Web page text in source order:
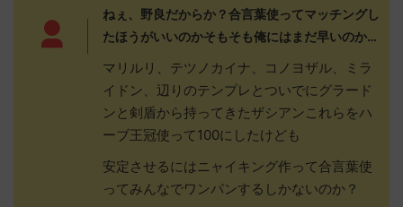
ねぇ、野良だからか？合言葉使ってマッチングし
たほうがいいのかそもそも俺にはまだ早いのか…
マリルリ、テツノカイナ、コノヨザル、ミラ
イドン、辺りのテンプレとついでにグラード
ンと剣盾から持ってきたザシアンこれらをハ
ーブ王冠使って100にしたけども
安定させるにはニャイキング作って合言葉使
ってみんなでワンパンするしかないのか？